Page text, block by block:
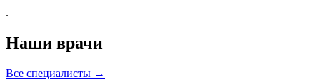
.
Наши врачи
Все специалисты →